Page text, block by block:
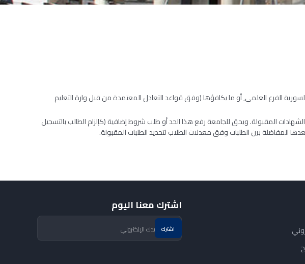
الفرع العلمي, أو ما يكافؤها (وفق قواعد التعادل المعتمدة من قبل وارة التعليم
المقبولة. ويحق للجامعة رفع هذا الحد أو طلب شروط إضافية (كإلزام الطالب بالتسجيل
بين الطلبات وفق معدلات الطلاب لتحديد الطلبات المقبولة.
اشترك معنا اليوم